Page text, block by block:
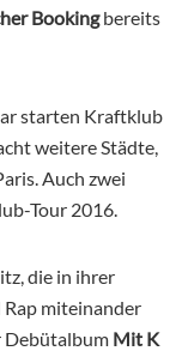
Bookingbereits
starten Kraftklub
weitere Städte,
Auch zwei
Tour 2016.
die in ihrer
miteinander
Debütalbum Mit K